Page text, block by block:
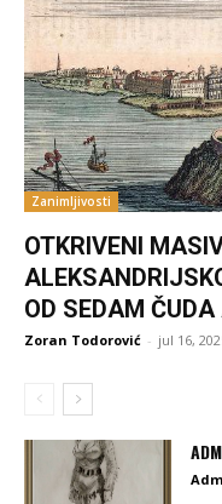
Zanimljivosti
OTKRIVENI
OD SEDAM
Zoran Todorović - jul 16,